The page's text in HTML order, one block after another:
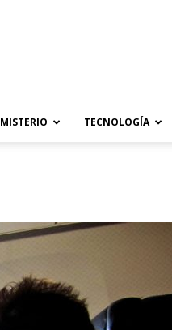
MISTERIO TECNOLOGÍA